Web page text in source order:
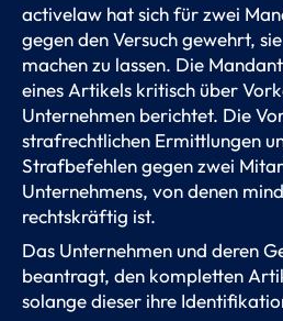
activelaw hat sich für zwei
gegen den Versuch gewehrt,
machen zu lassen. Die
eines Artikels kritisch über
Unternehmen berichtet. Die
strafrechtlichen Ermittlungen
Strafbefehlen gegen zwei
Unternehmens, von denen
rechtskräftig ist.
Das Unternehmen und deren
beantragt, den kompletten
solange dieser ihre